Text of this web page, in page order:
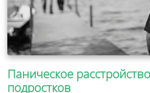
Паническое
подростков